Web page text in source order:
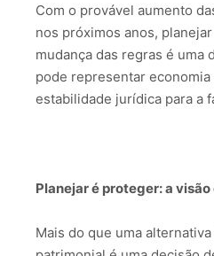
Com o provável aumento
nos próximos anos,
mudança das regras é uma
pode representar
estabilidade jurídica para a
Planejar é proteger: a
Mais do que uma